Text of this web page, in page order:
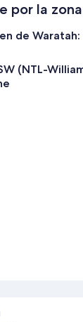
por la zona
de Waratah:
(NTL-